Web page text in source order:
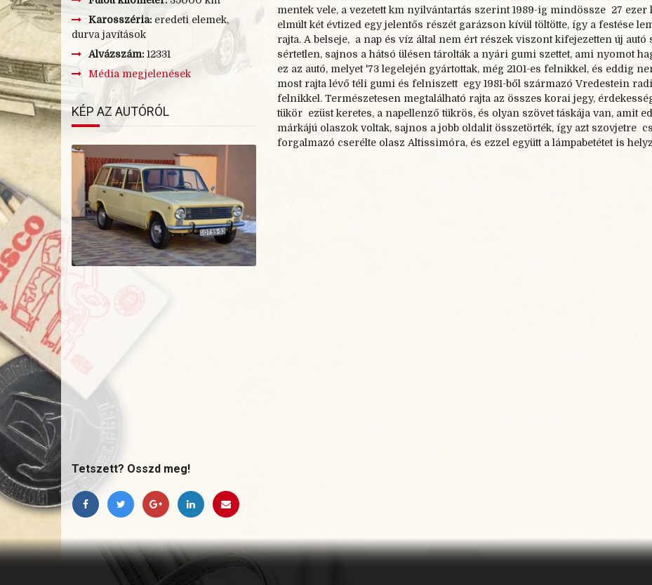
Karosszéria: eredeti elemek,
durva javítások
Alvázszám: 12331
Média megjelenések
KÉP AZ AUTÓRÓL
mentek vele, a vezetett km nyilvántartás szerint 1989-ig mindössze 27 ezer
elmúlt két évtized egy jelentős részét garázson kívül töltötte, így a festése
rajta. A belseje, a nap és víz által nem ért részek viszont kifejezetten új
sértetlen, sajnos a hátsó ülésen tárolták a nyári gumi szettet, ami nyomot
ez az autó, melyet '73 legelején gyártottak, még 2101-es felnikkel, és eddig
most rajta lévő téli gumi és felniszett egy 1981-ből származó Vredestein
felnikkel. Természetesen megtalálható rajta az összes korai jegy,
tükör ezüst keretes, a napellenző tükrös, és olyan szövet táskája van, amit
márkájú olaszok voltak, sajnos a jobb oldalit összetörték, így azt szovjetre
forgalmazó cserélte olasz Altissimóra, és ezzel együtt a lámpabetétet is
Tetszett? Osszd meg!